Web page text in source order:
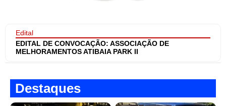
Edital
EDITAL DE CONVOCAÇÃO: ASSOCIAÇÃO DE
MELHORAMENTOS ATIBAIA PARK II
Destaques